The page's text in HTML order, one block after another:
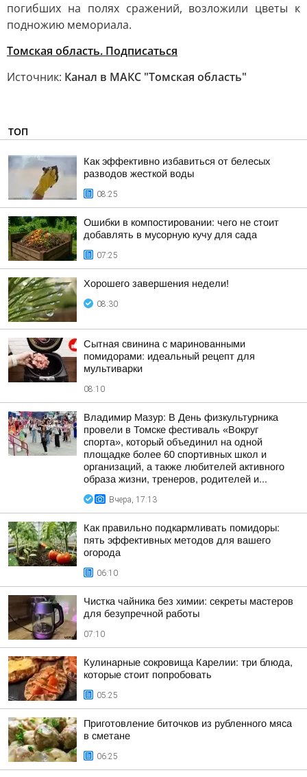
погибших на полях сражений, возложили цветы к
подножию мемориала.
Томская область. Подписаться
Источник: Канал в МАКС "Томская область"
ТОП
Как эффективно избавиться от белесых
разводов жесткой воды
08:25
Ошибки в компостировании: чего не стоит
добавлять в мусорную кучу для сада
07:25
Хорошего завершения недели!
08:30
Сытная свинина с маринованными
помидорами: идеальный рецепт для
мультиварки
08:10
Владимир Мазур: В День физкультурника
провели в Томске фестиваль «Вокруг
спорта», который объединил на одной
площадке более 60 спортивных школ и
организаций, а также любителей активного
образа жизни, тренеров, родителей и...
Вчера, 17:13
Как правильно подкармливать помидоры:
пять эффективных методов для вашего
огорода
06:10
Чистка чайника без химии: секреты мастеров
для безупречной работы
07:10
Кулинарные сокровища Карелии: три блюда,
которые стоит попробовать
05:25
Приготовление биточков из рубленного мяса
в сметане
06:25